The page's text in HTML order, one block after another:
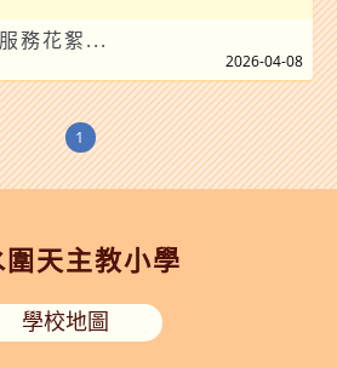
務花絮...
2026-04-08
1
圍天主教小學
學校地圖